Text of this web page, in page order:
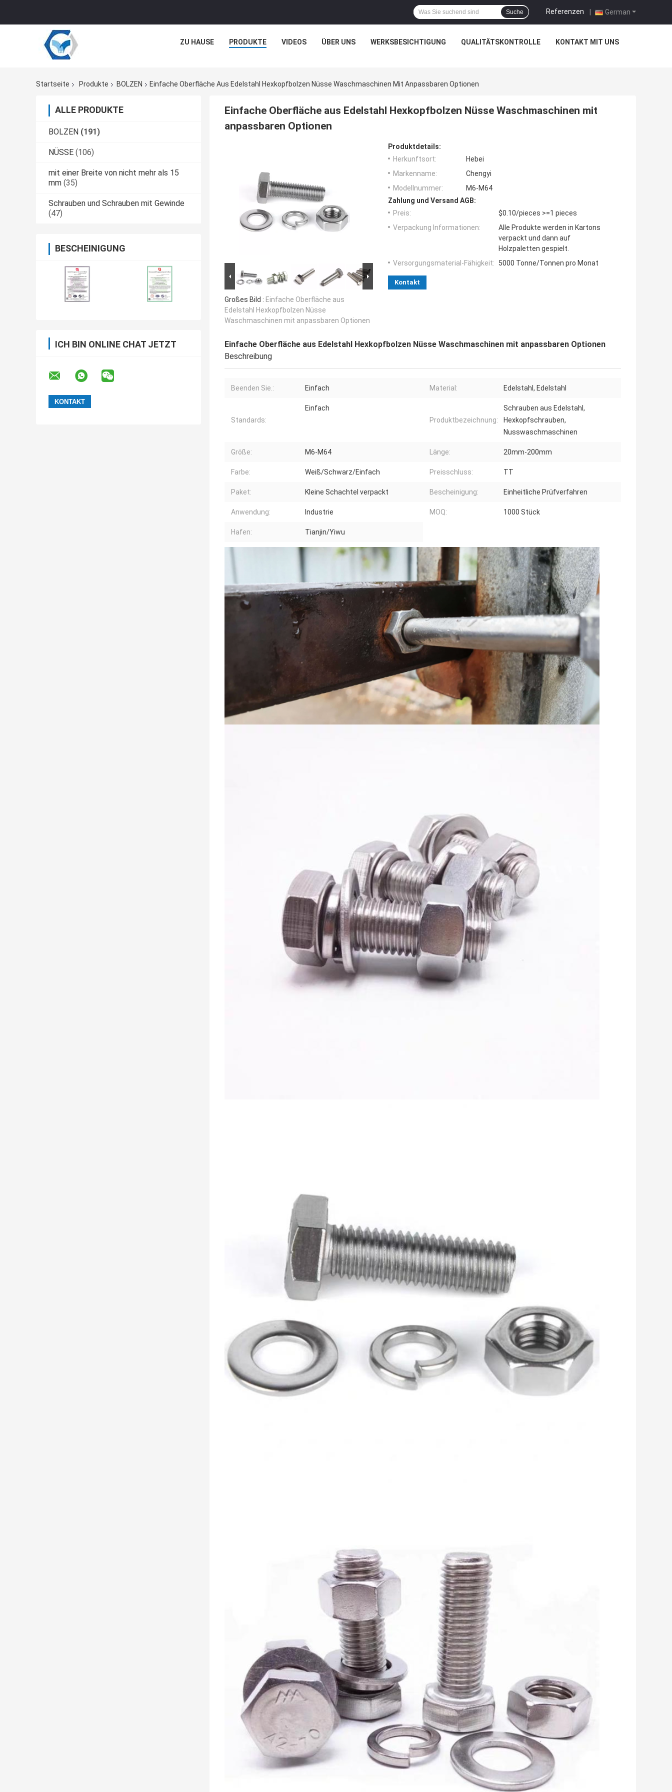
German
Referenzen |
Suche
ZU HAUSE PRODUKTE VIDEOS ÜBER UNS WERKSBESICHTIGUNG QUALITÄTSKONTROLLE KONTAKT MIT UNS
Startseite Produkte BOLZEN Einfache Oberfläche Aus Edelstahl Hexkopfbolzen Nüsse Waschmaschinen Mit Anpassbaren Optionen
ALLE PRODUKTE
BOLZEN (191)
NÜSSE (106)
mit einer Breite von nicht mehr als 15
mm (35)
Schrauben und Schrauben mit Gewinde
(47)
BESCHEINIGUNG
ICH BIN ONLINE CHAT JETZT
Einfache Oberfläche aus Edelstahl Hexkopfbolzen Nüsse Waschmaschinen mit
anpassbaren Optionen
Großes Bild : Einfache Oberfläche aus
Edelstahl Hexkopfbolzen Nüsse
Waschmaschinen mit anpassbaren Optionen
Produktdetails:
Herkunftsort:
Hebei
Markenname:
Chengyi
Modellnummer:
M6-M64
Zahlung und Versand AGB:
Preis:
$0.10/pieces >=1 pieces
Verpackung Informationen:
Alle Produkte werden in Kartons
verpackt und dann auf
Holzpaletten gespielt.
Versorgungsmaterial-Fähigkeit:
5000 Tonne/Tonnen pro Monat
Kontakt
Einfache Oberfläche aus Edelstahl Hexkopfbolzen Nüsse Waschmaschinen mit anpassbaren Optionen
Beschreibung
Beenden Sie.: Einfach Material: Edelstahl, Edelstahl
Standards:
Einfach
Produktbezeichnung:
Schrauben aus Edelstahl,
Hexkopfschrauben,
Nusswaschmaschinen
Größe: M6-M64 Länge: 20mm-200mm
Farbe: Weiß/Schwarz/Einfach Preisschluss: TT
Paket: Kleine Schachtel verpackt Bescheinigung: Einheitliche Prüfverfahren
Anwendung: Industrie MOQ: 1000 Stück
Hafen: Tianjin/Yiwu